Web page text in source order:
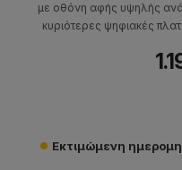
με οθόνη αφής υψηλής
κυριότερες ψηφιακές
Beatport, Soundcloud
Εκτιμώμενη